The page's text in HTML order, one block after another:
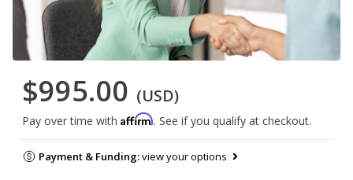
$995.00 (USD)
Pay over time with Affirm. See if you qualify at checkout.
Payment & Funding:view your options